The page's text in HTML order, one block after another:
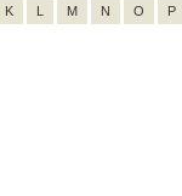
K L M N O P